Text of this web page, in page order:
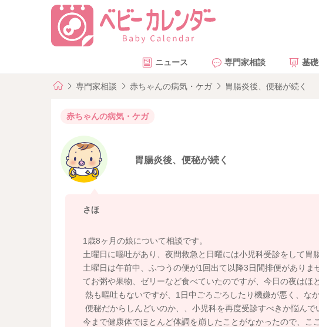
ニュース 専門家相談 基
専門家相談 赤ちゃんの病気・ケガ 胃腸炎後、便秘が続く
赤ちゃんの病気・ケガ
胃腸炎後、便秘が続く
さほ
1歳8ヶ月の娘について相談です。
土曜日に嘔吐があり、夜間救急と日曜には小児科受診をして胃
土曜日は午前中、ふつうの便が1回出て以降3日間排便がありま
てお粥や果物、ゼリーなど食べていたのですが、今日の夜はほ
熱も嘔吐もないですが、1日中ごろごろしたり機嫌が悪く、な
便秘だからしんどいのか、、小児科を再度受診すべきか悩んで
今まで健康体でほとんど体調を崩したことがなかったので、こ